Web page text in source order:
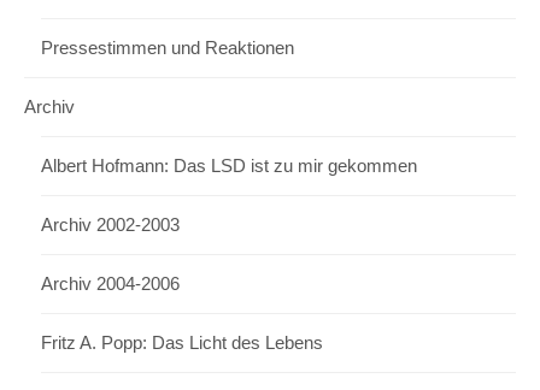
Pressestimmen und Reaktionen
Archiv
Albert Hofmann: Das LSD ist zu mir gekommen
Archiv 2002-2003
Archiv 2004-2006
Fritz A. Popp: Das Licht des Lebens